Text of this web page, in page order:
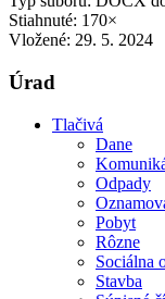
Stiahnuté: 170×
Vložené: 29. 5. 2024
Úrad
Tlačivá
Dane
Odpady
Pobyt
Rôzne
Sociálna
Stavba